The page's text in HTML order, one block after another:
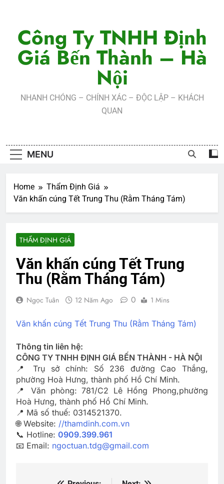
contentCông Ty TNHH Định
Giá Bến Thành – Hà
Nội
NHANH CHÓNG – CHÍNH XÁC – ĐỘC LẬP – KHÁCH
QUAN
MENU
Home
Thẩm Định Giá
Văn khấn cúng Tết Trung Thu (Rằm Tháng Tám)
THẨM ĐỊNH GIÁ
Văn khấn cúng Tết Trung
Thu (Rằm Tháng Tám)
Ngọc Tuân 12 Năm Ago 0 1 Mins
Văn khấn cúng Tết Trung Thu (Rằm Tháng Tám)
Thông tin liên hệ:
CÔNG TY TNHH ĐỊNH GIÁ BẾN THÀNH - HÀ NỘI
📍 Trụ sở chính: Số 236 đường Cao Thắng,
phường Hoà Hưng, thành phố Hồ Chí Minh.
📍 Văn phòng: 781/C2 Lê Hồng Phong,phường
Hoà Hưng, thành phố Hồ Chí Minh.
📍 Mã số thuế: 0314521370.
🌐 Website: //thamdinh.com.vn
📞 Hotline: 0909.399.961
📧 Email: ngoctuan.tdg@gmail.com